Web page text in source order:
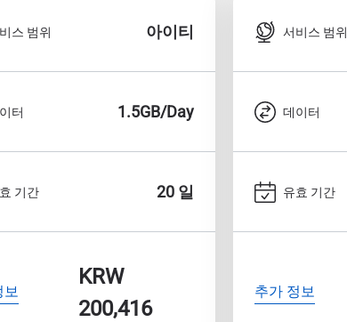
스 범위 아이티
터 1.5GB/Day
기간 20 일
KRW
200,416
서비스 범위
데이터
유효 기간
추가 정보